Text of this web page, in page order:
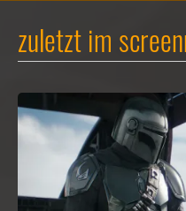
zuletzt im